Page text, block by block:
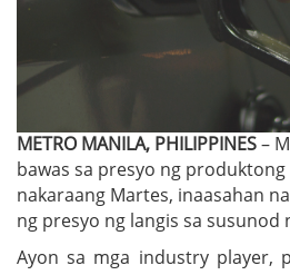
METRO MANILA, PHILIPPINES–
bawas sa presyo ng
nakaraang Martes, inaasahan
ng presyo ng langis sa susunod
Ayon sa mga industry player,